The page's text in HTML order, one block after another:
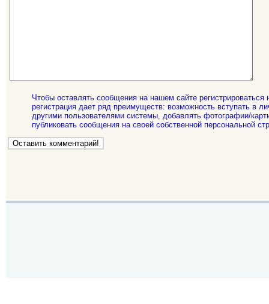
Чтобы оставлять сообщения на нашем сайте регистрироваться
регистрация дает ряд преимуществ: возможность вступать в
другими пользователями системы, добавлять фотографии/
публиковать сообщения на своей собственной персональной